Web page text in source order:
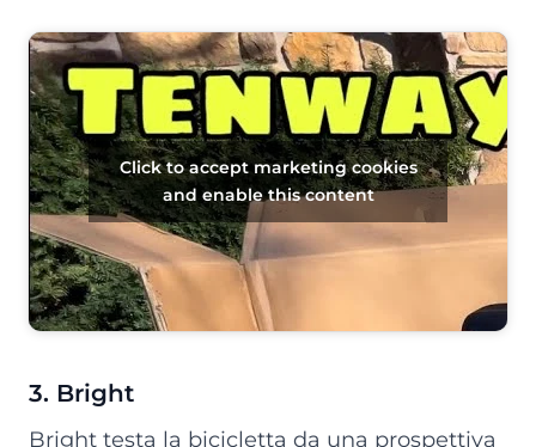
Click to accept marketing cookies
and enable this content
3. Bright
Bright testa la bicicletta da una prospettiva